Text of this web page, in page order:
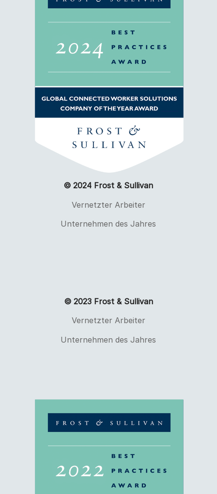
© 2024 Frost & Sullivan
Vernetzter Arbeiter
Unternehmen des Jahres
© 2023 Frost & Sullivan
Vernetzter Arbeiter
Unternehmen des Jahres